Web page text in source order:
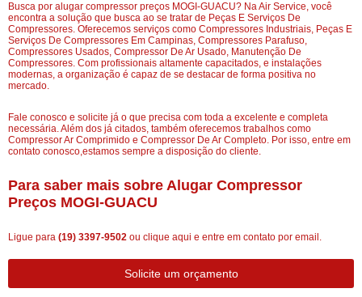
Busca por alugar compressor preços MOGI-GUACU? Na Air Service, você
encontra a solução que busca ao se tratar de Peças E Serviços De
Compressores. Oferecemos serviços como Compressores Industriais, Peças E
Serviços De Compressores Em Campinas, Compressores Parafuso,
Compressores Usados, Compressor De Ar Usado, Manutenção De
Compressores. Com profissionais altamente capacitados, e instalações
modernas, a organização é capaz de se destacar de forma positiva no
mercado.
Fale conosco e solicite já o que precisa com toda a excelente e completa
necessária. Além dos já citados, também oferecemos trabalhos como
Compressor Ar Comprimido e Compressor De Ar Completo. Por isso, entre em
contato conosco,estamos sempre a disposição do cliente.
Para saber mais sobre Alugar Compressor
Preços MOGI-GUACU
Ligue para (19) 3397-9502 ou clique aqui e entre em contato por email.
Solicite um orçamento